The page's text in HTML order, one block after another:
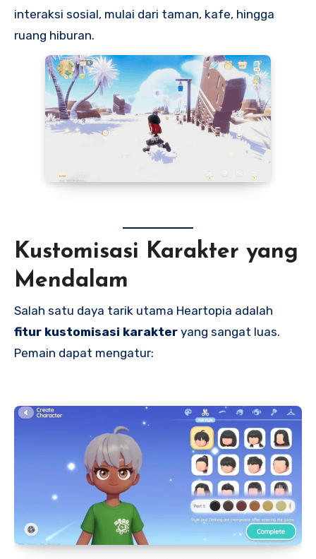
interaksi sosial, mulai dari taman, kafe, hingga
ruang hiburan.
Kustomisasi Karakter yang
Mendalam
Salah satu daya tarik utama Heartopia adalah
fitur kustomisasi karakter yang sangat luas.
Pemain dapat mengatur: